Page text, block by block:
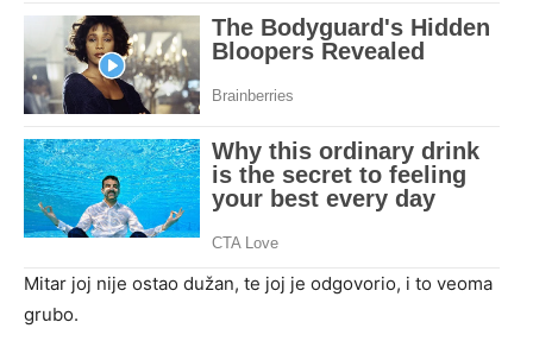
Mitar joj nije ostao dužan, te joj je odgovorio, i to veoma
grubo.